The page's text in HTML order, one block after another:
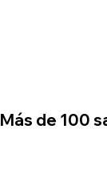
​Más de 100